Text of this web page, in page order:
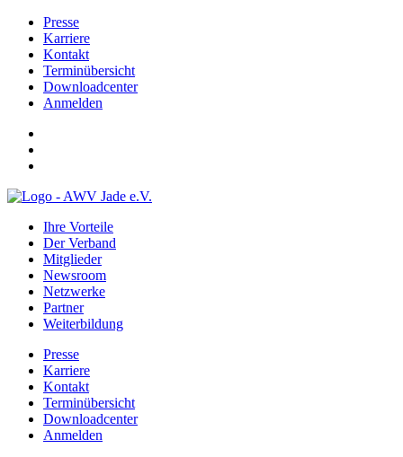
Presse
Karriere
Kontakt
Terminübersicht
Downloadcenter
Anmelden
Ihre Vorteile
Der Verband
Mitglieder
Newsroom
Netzwerke
Partner
Weiterbildung
Presse
Karriere
Kontakt
Terminübersicht
Downloadcenter
Anmelden